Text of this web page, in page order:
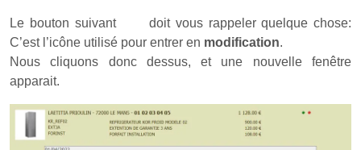
Le bouton suivant
doit vous rappeler quelque chose:
C’est l’icône utilisé pour entrer en modification.
Nous cliquons donc dessus, et une nouvelle fenêtre
apparait.